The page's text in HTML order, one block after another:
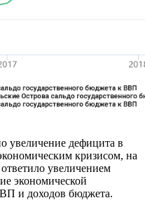
увеличение дефицита в
кризисом, на
увеличением
экономической
и доходов бюджета.